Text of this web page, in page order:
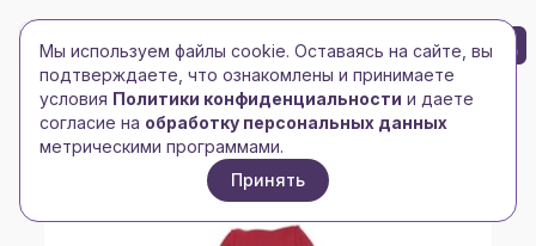
Toggle navigation
Toggle navigation
БРЕНД-ЛОГО 0
Главная/Куртки /Женские куртки/
Куртка женская с капюшоном Replay Women, красная
Мы используем файлы cookie. Оставаясь на сайте, вы
подтверждаете, что ознакомлены и принимаете
условия Политики конфиденциальности и даете
согласие на обработку персональных данных
метрическими программами.
Принять